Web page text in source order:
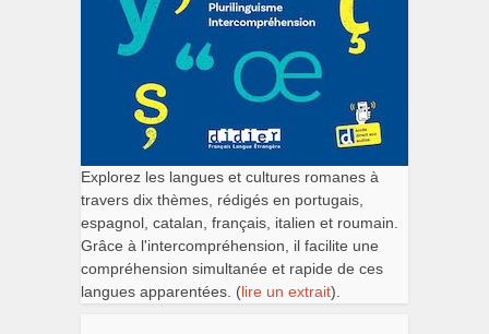
Explorez les langues et cultures romanes à
travers dix thèmes, rédigés en portugais,
espagnol, catalan, français, italien et roumain.
Grâce à l'intercompréhension, il facilite une
compréhension simultanée et rapide de ces
langues apparentées. (lire un extrait).